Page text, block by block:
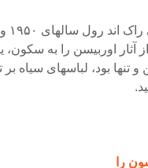
آثار اوربیسن را به
تنها بود، لباسهای سیاه